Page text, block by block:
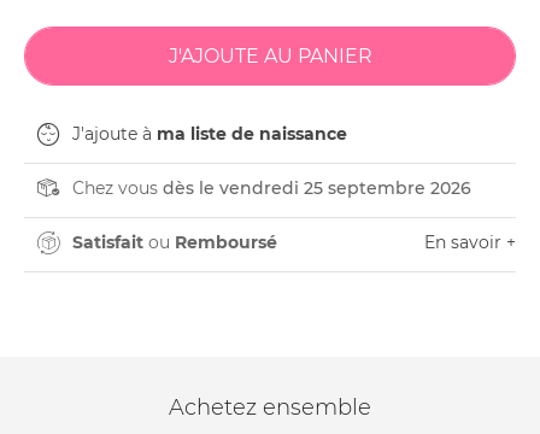
J'ajoute à ma liste de naissance
Chez vous dès le vendredi 25 septembre 2026
Satisfait ou Remboursé En savoir +
Achetez ensemble